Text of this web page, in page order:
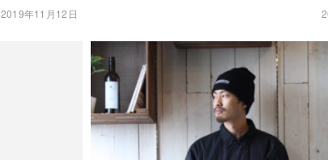
2019年11月12日